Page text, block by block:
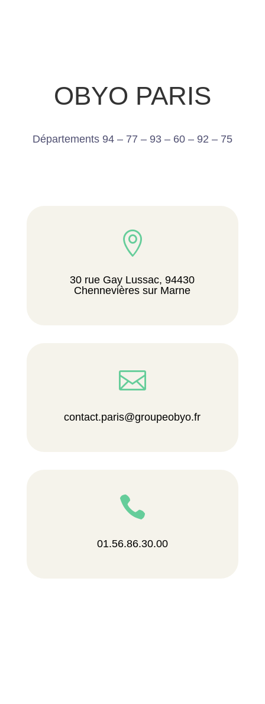
OBYO PARIS
Départements 94 – 77 – 93 – 60 – 92 – 75

30 rue Gay Lussac, 94430
Chennevières sur Marne

contact.paris@groupeobyo.fr

01.56.86.30.00